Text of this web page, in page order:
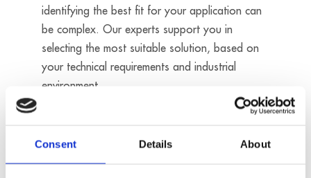
Consent Details About
identifying the best fit for your application can
be complex. Our experts support you in
selecting the most suitable solution, based on
your technical requirements and industrial
environment.